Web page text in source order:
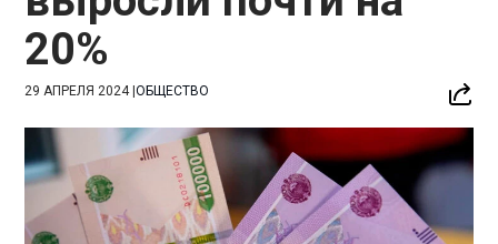
20%
29 АПРЕЛЯ 2024|ОБЩЕСТВО